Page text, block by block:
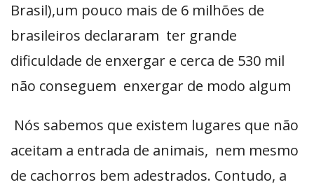
Brasil),um pouco mais de 6 milhões de
brasileiros declararam ter grande
dificuldade de enxergar e cerca de 530 mil
não conseguem enxergar de modo algum
Nós sabemos que existem lugares que não
aceitam a entrada de animais, nem mesmo
de cachorros bem adestrados. Contudo, a